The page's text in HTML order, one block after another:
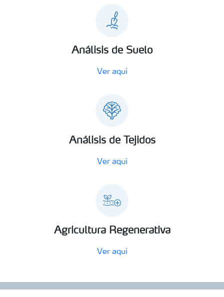
Análisis de Suelo
Ver aquí
Análisis de Tejidos
Ver aquí
Agricultura Regenerativa
Ver aquí